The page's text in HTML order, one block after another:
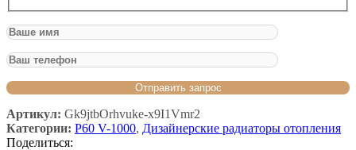
Артикул: Gk9jtbOrhvuke-x9I1Vmr2
Категории: P60 V-1000, Дизайнерские радиаторы отопления
Поделиться: